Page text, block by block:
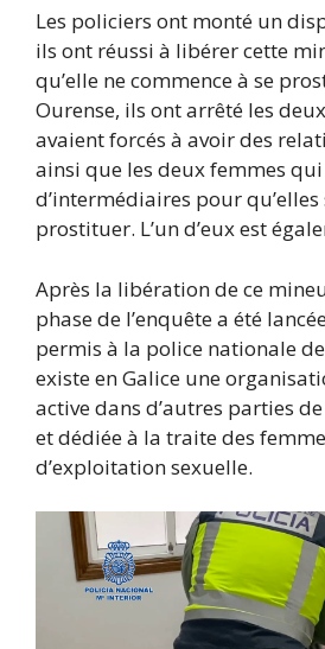
Les policiers ont monté un
ils ont réussi à libérer cette
qu’elle ne commence à se
Ourense, ils ont arrêté les
avaient forcés à avoir des
ainsi que les deux femmes
d’intermédiaires pour
prostituer. L’un d’eux est
Après la libération de ce
phase de l’enquête a été
permis à la police nationale
existe en Galice une
active dans d’autres parties
et dédiée à la traite des
d’exploitation sexuelle.